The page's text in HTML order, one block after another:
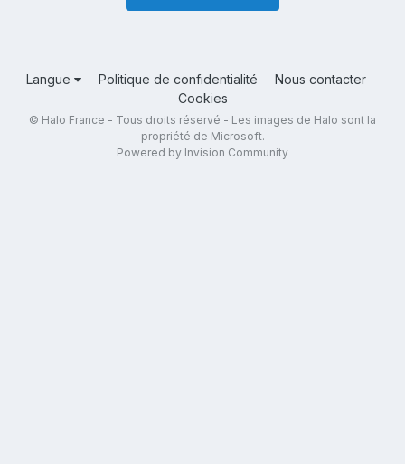
Langue Politique de confidentialité
Nous contacter
Cookies
© Halo France - Tous droits réservé - Les images de Halo sont la
propriété de Microsoft.
Powered by Invision Community